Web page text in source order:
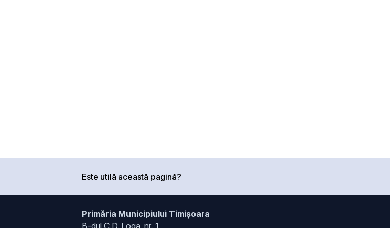
Este utilă această pagină?
Primăria Municipiului Timișoara
B-dul C.D. Loga, nr. 1